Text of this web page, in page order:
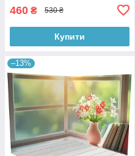
460 ₴ 530 ₴
Купити
–13%